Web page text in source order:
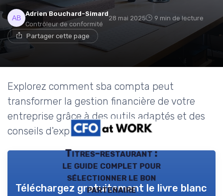
Adrien Bouchard-Simard
Contrôleur de conformité
28 mai 2025 9 min de lecture
Partager cette page
Explorez comment sba compta peut
transformer la gestion financière de votre
entreprise grâce à des outils adaptés et des
conseils d'experts.
Titres-restaurant :
le guide complet pour
sélectionner le bon
partenaire
Téléchargez gratuitement le livre blanc